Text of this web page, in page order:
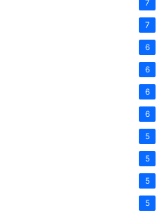
7
7
6
6
6
6
5
5
5
5